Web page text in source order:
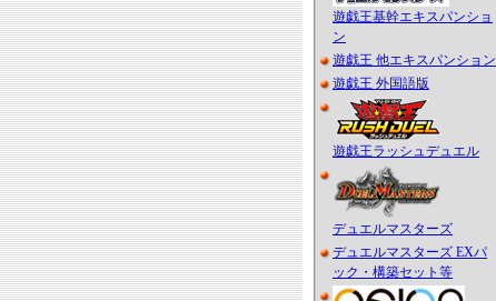
遊戯王基幹エキスパンショ
ン
遊戯王 他エキスパンション
遊戯王 外国語版
遊戯王ラッシュデュエル
デュエルマスターズ
デュエルマスターズ EXパ
ック・構築セット等